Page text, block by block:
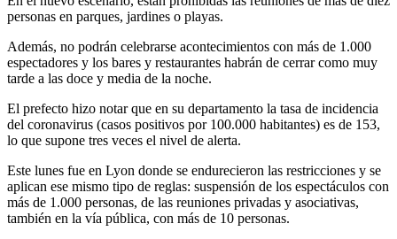
personas en parques, jardines o playas.
Además, no podrán celebrarse acontecimientos con más de 1.000
espectadores y los bares y restaurantes habrán de cerrar como muy
tarde a las doce y media de la noche.
El prefecto hizo notar que en su departamento la tasa de incidencia
del coronavirus (casos positivos por 100.000 habitantes) es de 153,
lo que supone tres veces el nivel de alerta.
Este lunes fue en Lyon donde se endurecieron las restricciones y se
aplican ese mismo tipo de reglas: suspensión de los espectáculos con
más de 1.000 personas, de las reuniones privadas y asociativas,
también en la vía pública, con más de 10 personas.